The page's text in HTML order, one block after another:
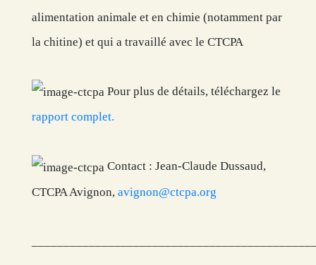
alimentation animale et en chimie (notamment par
la chitine) et qui a travaillé avec le CTCPA
Pour plus de détails, téléchargez le
rapport complet.
Contact : Jean-Claude Dussaud,
CTCPA Avignon, avignon@ctcpa.org